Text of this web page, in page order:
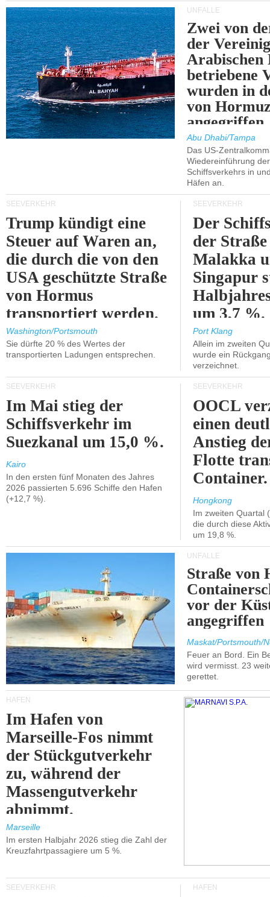
UNFÄLLE
Zwei von
der
Arabischen
betriebene
wurden in
von
angegriffen.
Abu Dhabi/Tampa
Das US-
Wiedereinführung
Schiffsverkehrs in
Häfen an.
SEEVERKEHR
Trump kündigt eine
Steuer auf Waren an,
die durch die von den
USA geschützte Straße
von Hormus
transportiert werden.
Washington/Portsmouth
Sie dürfte 20 % des Wertes der
transportierten Ladungen entsprechen.
SEEVERKEHR
Der
der
Malakka
Singapur
um 3,7 %.
Port Klang
Allein im zweiten
wurde ein
verzeichnet.
SEEVERKEHR
Im Mai stieg der
Schiffsverkehr im
Suezkanal um 15,0 %.
Kairo
In den ersten fünf Monaten des Jahres
2026 passierten 5.696 Schiffe den Hafen
(+12,7 %).
SEEVERKEHR
OOCL
einen
Anstieg
Flotte
Container.
Hongkong
Im zweiten Quartal
die durch diese
um 19,8 %.
UNFÄLLE
Straße von
vor der
angegriffen
Maskat/Portsmouth/
Feuer an Bord. Ein
wird vermisst. 23
gerettet.
HÄFEN
Im Hafen von
Marseille-Fos nimmt
der Stückgutverkehr
zu, während der
Massengutverkehr
abnimmt.
Marseille
Im ersten Halbjahr 2026 stieg die Zahl der
Kreuzfahrtpassagiere um 5 %.
SEEVERKEHR HÄFEN